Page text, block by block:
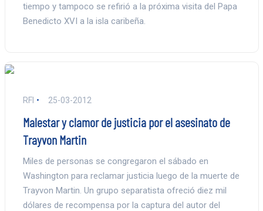
tiempo y tampoco se refirió a la próxima visita del Papa
Benedicto XVI a la isla caribeña.
RFI 25-03-2012
Malestar y clamor de justicia por el asesinato de
Trayvon Martin
Miles de personas se congregaron el sábado en
Washington para reclamar justicia luego de la muerte de
Trayvon Martin. Un grupo separatista ofreció diez mil
dólares de recompensa por la captura del autor del